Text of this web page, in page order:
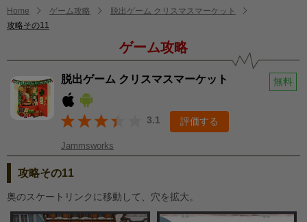
Home ゲーム攻略
脱出ゲーム クリスマスマーケット
攻略その11
ゲーム攻略
脱出ゲーム クリスマスマーケット 無料
3.1 評価する
Jammsworks
攻略その11
奥のスケートリンクに移動して、穴を拡大。